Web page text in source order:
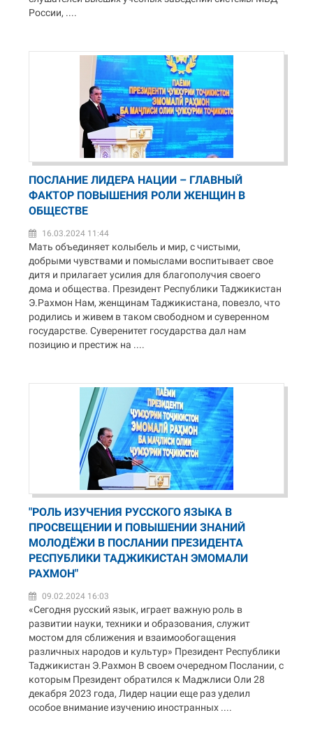
России, ....
ПОСЛАНИЕ ЛИДЕРА НАЦИИ – ГЛАВНЫЙ
ФАКТОР ПОВЫШЕНИЯ РОЛИ ЖЕНЩИН В
ОБЩЕСТВЕ
16.03.2024 11:44
Мать объединяет колыбель и мир, с чистыми,
добрыми чувствами и помыслами воспитывает свое
дитя и прилагает усилия для благополучия своего
дома и общества. Президент Республики Таджикистан
Э.Рахмон Нам, женщинам Таджикистана, повезло, что
родились и живем в таком свободном и суверенном
государстве. Суверенитет государства дал нам
позицию и престиж на ....
"РОЛЬ ИЗУЧЕНИЯ РУССКОГО ЯЗЫКА В
ПРОСВЕЩЕНИИ И ПОВЫШЕНИИ ЗНАНИЙ
МОЛОДЁЖИ В ПОСЛАНИИ ПРЕЗИДЕНТА
РЕСПУБЛИКИ ТАДЖИКИСТАН ЭМОМАЛИ
РАХМОН"
09.02.2024 16:03
«Сегодня русский язык, играет важную роль в
развитии науки, техники и образования, служит
мостом для сближения и взаимообогащения
различных народов и культур» Президент Республики
Таджикистан Э.Рахмон В своем очередном Послании, с
которым Президент обратился к Маджлиси Оли 28
декабря 2023 года, Лидер нации еще раз уделил
особое внимание изучению иностранных ....